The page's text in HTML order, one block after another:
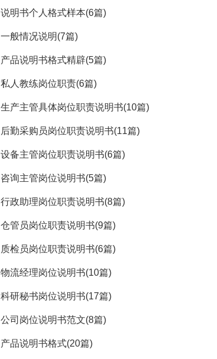
说明书个人格式样本(6篇)
一般情况说明(7篇)
产品说明书格式精辟(5篇)
私人教练岗位职责(6篇)
生产主管具体岗位职责说明书(10篇)
后勤采购员岗位职责说明书(11篇)
设备主管岗位职责说明书(6篇)
咨询主管岗位说明书(5篇)
行政助理岗位职责说明书(8篇)
仓管员岗位职责说明书(9篇)
质检员岗位职责说明书(6篇)
物流经理岗位说明书(10篇)
科研秘书岗位说明书(17篇)
公司岗位说明书范文(8篇)
产品说明书格式(20篇)